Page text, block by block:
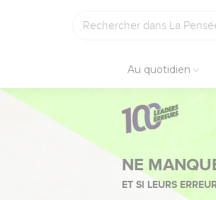
Au quotidien
NE
ET SI LEURS